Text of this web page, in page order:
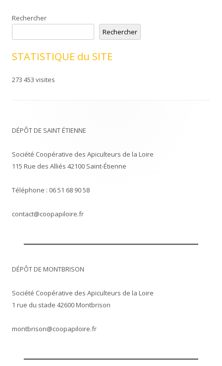
Rechercher
Rechercher
STATISTIQUE du SITE
273 453 visites
DÉPÔT DE SAINT ÉTIENNE
Société Coopérative des Apiculteurs de la Loire
115 Rue des Alliés 42100 Saint-Étienne
Téléphone : 06 51 68 90 58
contact@coopapiloire.fr
DÉPÔT DE MONTBRISON
Société Coopérative des Apiculteurs de la Loire
1 rue du stade 42600 Montbrison
montbrison@coopapiloire.fr